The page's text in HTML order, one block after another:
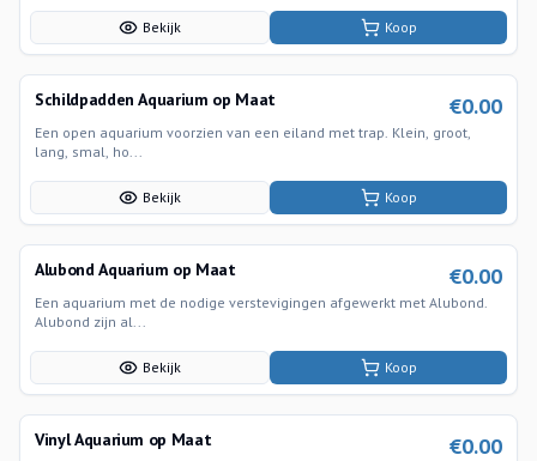
Bekijk Koop
Schildpadden Aquarium op Maat €0.00
Een open aquarium voorzien van een eiland met trap. Klein, groot,
lang, smal, ho...
Bekijk Koop
Alubond Aquarium op Maat €0.00
Een aquarium met de nodige verstevigingen afgewerkt met Alubond.
Alubond zijn al...
Bekijk Koop
Vinyl Aquarium op Maat €0.00